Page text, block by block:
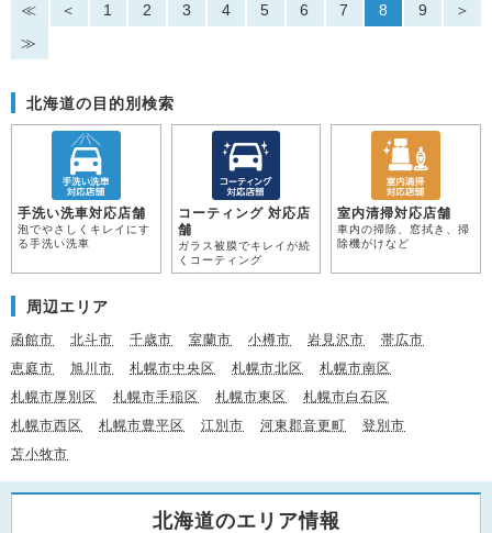
≪ ＜ 1 2 3 4 5 6 7 8 9
＞
≫
北海道の目的別検索
手洗い洗車対応店舗
泡でやさしくキレイにす
る手洗い洗車
コーティング 対応店
舗
ガラス被膜でキレイが続
くコーティング
室内清掃対応店舗
車内の掃除、窓拭き、掃
除機がけなど
周辺エリア
函館市 北斗市 千歳市 室蘭市 小樽市 岩見沢市
帯広市
恵庭市
旭川市 札幌市中央区 札幌市北区
札幌市南区
札幌市厚別区
札幌市手稲区 札幌市東区
札幌市白石区
札幌市西区
札幌市豊平区 江別市 河東郡音更町
登別市
苫小牧市
北海道のエリア情報